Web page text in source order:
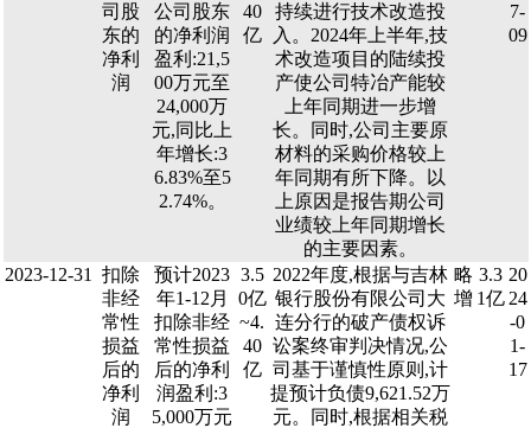
司股
东的
净利
润
公司股东
的净利润
盈利:21,5
00万元至
24,000万
元,同比上
年增长:3
6.83%至5
2.74%。
40
亿
持续进行技术改造投
入。2024年上半年,技
术改造项目的陆续投
产使公司特冶产能较
上年同期进一步增
长。同时,公司主要原
材料的采购价格较上
年同期有所下降。以
上原因是报告期公司
业绩较上年同期增长
的主要因素。
7-
09
2023-12-31
扣除
非经
常性
损益
后的
净利
润
预计2023
年1-12月
扣除非经
常性损益
后的净利
润盈利:3
5,000万元
3.5
0亿
~4.
40
亿
2022年度,根据与吉林
银行股份有限公司大
连分行的破产债权诉
讼案终审判决情况,公
司基于谨慎性原则,计
提预计负债9,621.52万
元。同时,根据相关税
略
增
3.3
1亿
20
24
-0
1-
17